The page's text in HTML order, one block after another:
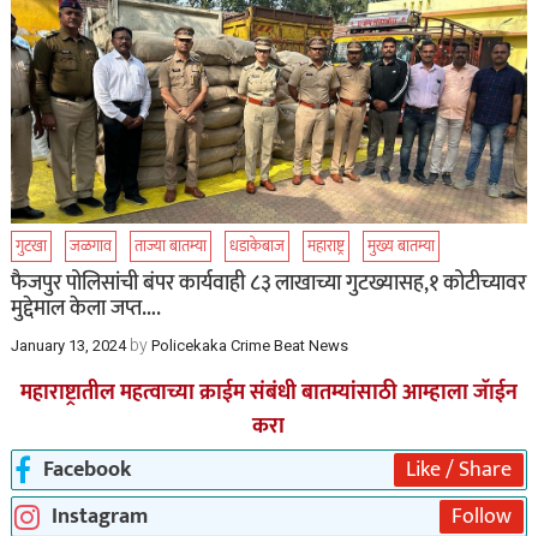
गुटखा जळगाव ताज्या बातम्या धडाकेबाज महाराष्ट्र मुख्य बातम्या
फैजपुर पोलिसांची बंपर कार्यवाही ८३ लाखाच्या गुटख्यासह,१ कोटीच्यावर
मुद्देमाल केला जप्त….
January 13, 2024by Policekaka Crime Beat News
महाराष्ट्रातील महत्वाच्या क्राईम संबंधी बातम्यांसाठी आम्हाला जॅाईन
करा
Facebook
Like / Share
Instagram
Follow